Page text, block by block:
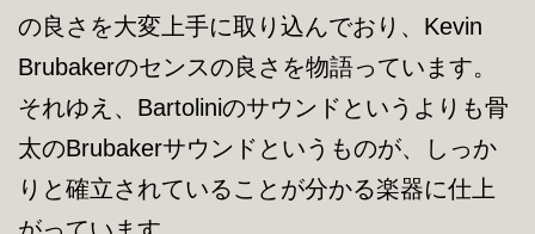
の良さを大変上手に取り込んでおり、Kevin
Brubakerのセンスの良さを物語っています。
それゆえ、Bartoliniのサウンドというよりも骨
太のBrubakerサウンドというものが、しっか
りと確立されていることが分かる楽器に仕上